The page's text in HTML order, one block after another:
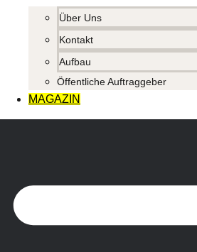
Über Uns
Kontakt
Aufbau
Öffentliche Auftraggeber
MAGAZIN